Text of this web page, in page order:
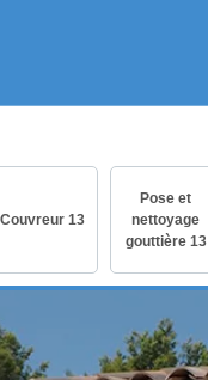
Couvreur 13
Pose et
nettoyage
gouttière 13